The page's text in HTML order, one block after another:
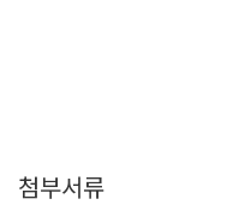
첨부서류